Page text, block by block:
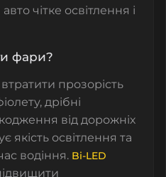
чітке освітлення і
фари?
прозорість
дрібні
від дорожніх
якість освітлення та
водіння. Bi-LED